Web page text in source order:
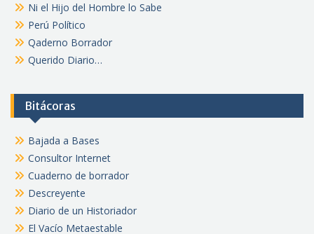
Ni el Hijo del Hombre lo Sabe
Perú Político
Qaderno Borrador
Querido Diario…
Bitácoras
Bajada a Bases
Consultor Internet
Cuaderno de borrador
Descreyente
Diario de un Historiador
El Vacío Metaestable